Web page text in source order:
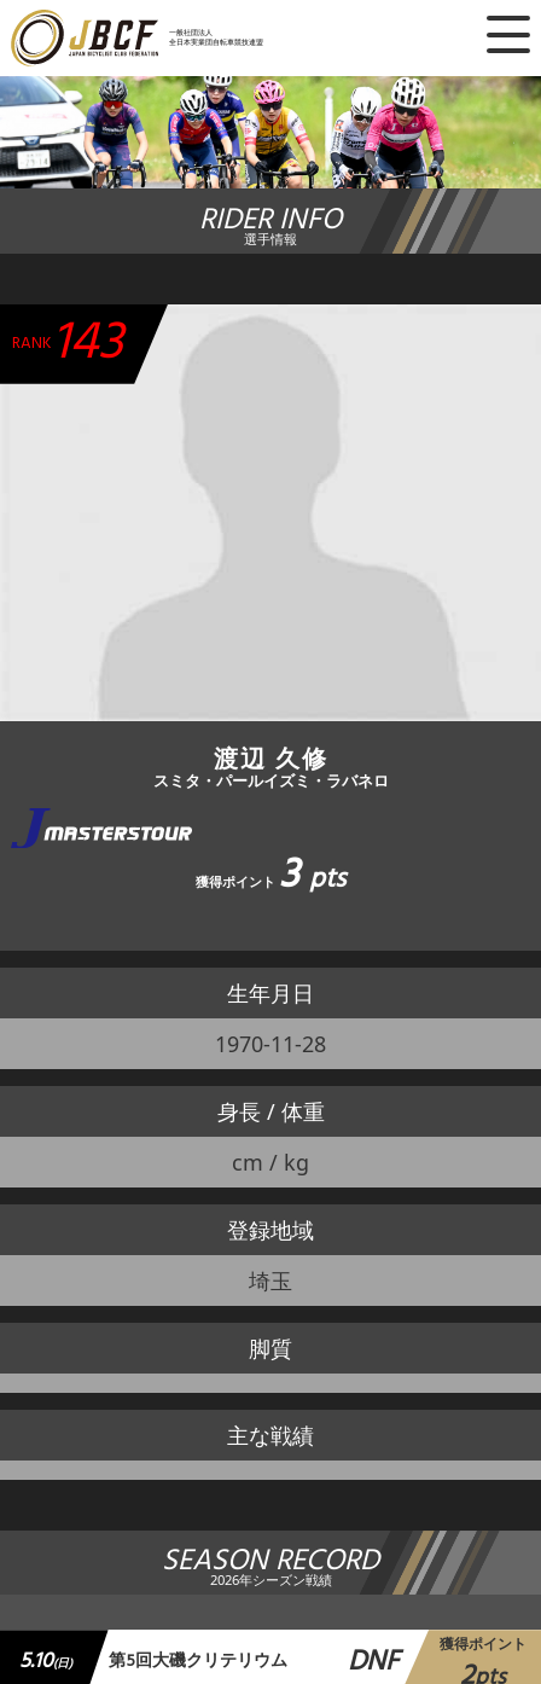
一般社団法人
全日本実業団自転車競技連盟
×
ニュース
レース日程
ランキング
チーム・選手
加盟・登録
エントリー
JBCF ROAD SERIESとは
RIDER INFO
選手情報
RANK 143
渡辺 久修
スミタ・パールイズミ・ラバネロ
獲得ポイント 3pts
生年月日
1970-11-28
身長 / 体重
cm / kg
登録地域
埼玉
脚質
主な戦績
SEASON RECORD
2026年シーズン戦績
5.10(日) 第5回大磯クリテリウム DNF 獲得ポイント